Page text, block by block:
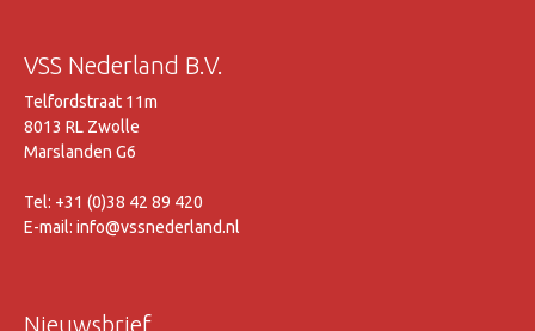
VSS Nederland B.V.
Telfordstraat 11m
8013 RL Zwolle
Marslanden G6
Tel: +31 (0)38 42 89 420
E-mail: info@vssnederland.nl
Nieuwsbrief